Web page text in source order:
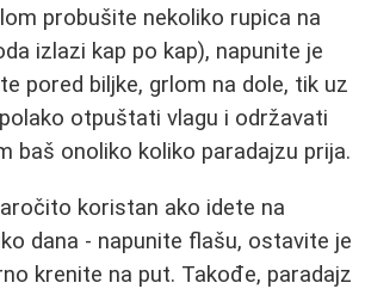
probušite nekoliko rupica na
izlazi kap po kap), napunite je
pored biljke, grlom na dole, tik uz
otpuštati vlagu i održavati
baš onoliko koliko paradajzu prija.
koristan ako idete na
dana - napunite flašu, ostavite je
krenite na put. Takođe, paradajz